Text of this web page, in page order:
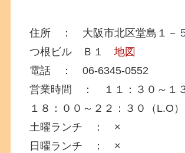
住所 ： 大阪市北区堂島１－
つ根ビル Ｂ１地図
電話 ： 06-6345-0552
営業時間 ： １１：３０～１３
１８：００～２２：３０（L.O）
土曜ランチ ： ×
日曜ランチ ： ×